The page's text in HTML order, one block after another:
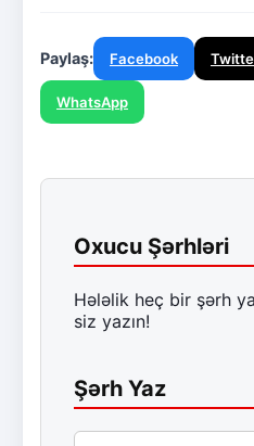
Paylaş: Facebook
WhatsApp
Oxucu Şərhləri
Hələlik heç bir şərh
siz yazın!
Şərh Yaz